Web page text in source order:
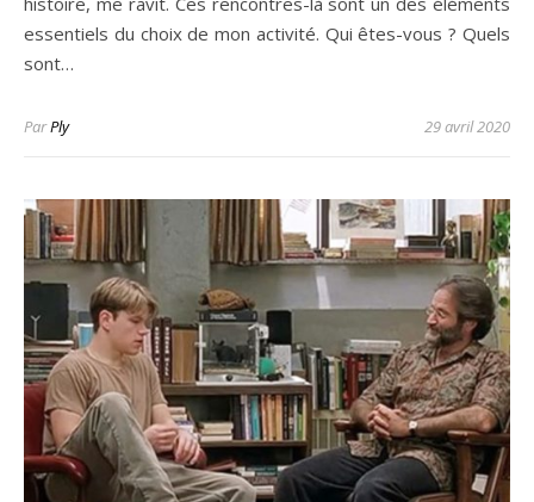
essentiels du choix de mon activité. Qui êtes-vous ? Quels
sont…
ParPly 29 avril 2020